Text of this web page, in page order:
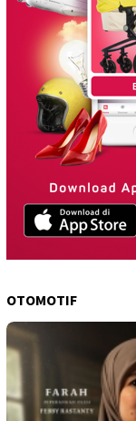
OTOMOTIF